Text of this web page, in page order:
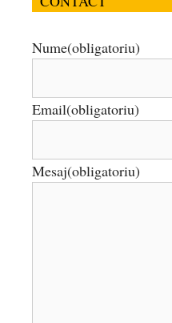
Nume(obligatoriu)
Email(obligatoriu)
Mesaj(obligatoriu)